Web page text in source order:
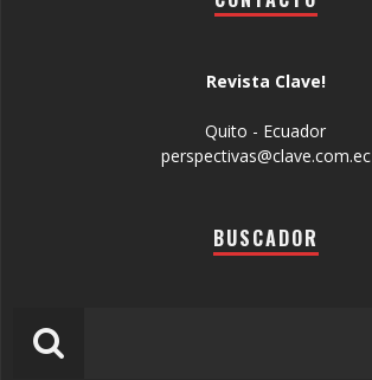
Revista Clave!
Quito - Ecuador
perspectivas@clave.com.ec
BUSCADOR